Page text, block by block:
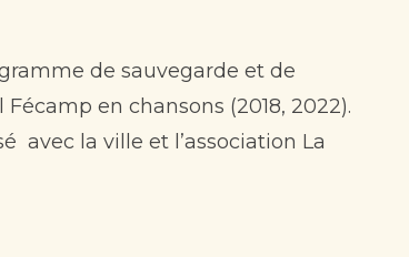
de sauvegarde et de
en chansons (2018, 2022).
avec la ville et l’association La